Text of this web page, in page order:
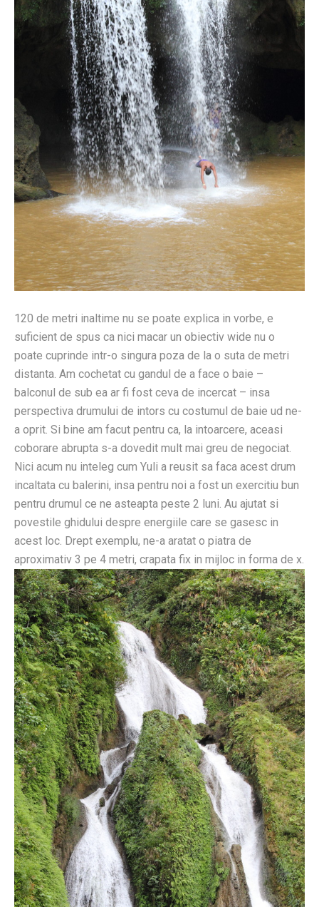
120 de metri inaltime nu se poate explica in vorbe, e
suficient de spus ca nici macar un obiectiv wide nu o
poate cuprinde intr-o singura poza de la o suta de metri
distanta. Am cochetat cu gandul de a face o baie –
balconul de sub ea ar fi fost ceva de incercat – insa
perspectiva drumului de intors cu costumul de baie ud ne-
a oprit. Si bine am facut pentru ca, la intoarcere, aceasi
coborare abrupta s-a dovedit mult mai greu de negociat.
Nici acum nu inteleg cum Yuli a reusit sa faca acest drum
incaltata cu balerini, insa pentru noi a fost un exercitiu bun
pentru drumul ce ne asteapta peste 2 luni. Au ajutat si
povestile ghidului despre energiile care se gasesc in
acest loc. Drept exemplu, ne-a aratat o piatra de
aproximativ 3 pe 4 metri, crapata fix in mijloc in forma de x.